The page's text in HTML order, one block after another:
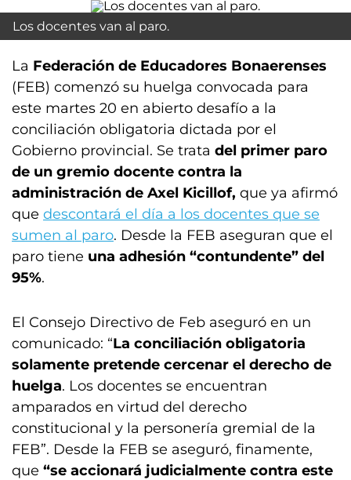
Los docentes van al paro.
La Federación de Educadores Bonaerenses
(FEB) comenzó su huelga convocada para
este martes 20 en abierto desafío a la
conciliación obligatoria dictada por el
Gobierno provincial. Se trata del primer paro
de un gremio docente contra la
administración de Axel Kicillof, que ya afirmó
que descontará el día a los docentes que se
sumen al paro. Desde la FEB aseguran que el
paro tiene una adhesión “contundente” del
95%.
El Consejo Directivo de Feb aseguró en un
comunicado: “La conciliación obligatoria
solamente pretende cercenar el derecho de
huelga. Los docentes se encuentran
amparados en virtud del derecho
constitucional y la personería gremial de la
FEB”. Desde la FEB se aseguró, finamente,
que “se accionará judicialmente contra este